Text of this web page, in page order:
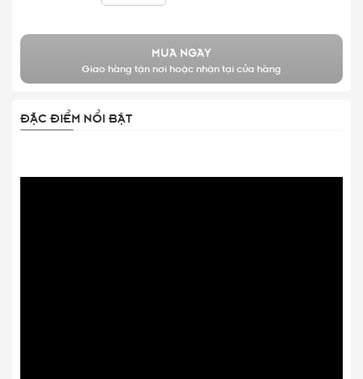
MUA NGAY
Giao hàng tận nơi hoặc nhận tại cửa hàng
ĐẶC ĐIỂM NỔI BẬT